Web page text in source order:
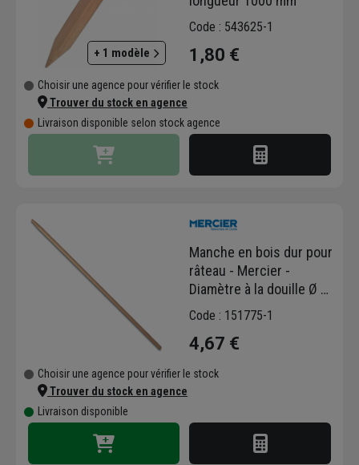
+ 1 modèle
Code : 543625-1
1,80 €
Choisir une agence pour vérifier le stock
Trouver du stock en agence
Livraison disponible selon stock agence
Manche en bois dur pour
râteau - Mercier -
Diamètre à la douille Ø 28
mm - Longueur 150 cm
Code : 151775-1
4,67 €
Choisir une agence pour vérifier le stock
Trouver du stock en agence
Livraison disponible